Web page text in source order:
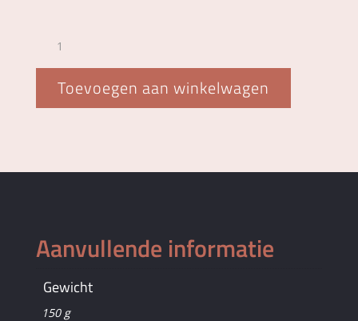
chocoladereep
aantal
Toevoegen aan winkelwagen
Aanvullende informatie
Gewicht
150 g